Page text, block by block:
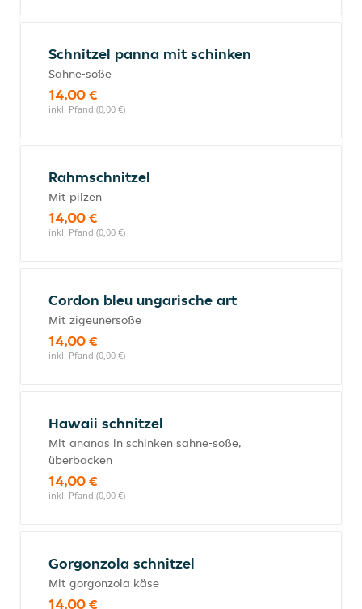
Schnitzel panna mit schinken
Sahne-soße
14,00 €
inkl. Pfand (0,00 €)
Rahmschnitzel
Mit pilzen
14,00 €
inkl. Pfand (0,00 €)
Cordon bleu ungarische art
Mit zigeunersoße
14,00 €
inkl. Pfand (0,00 €)
Hawaii schnitzel
Mit ananas in schinken sahne-soße,
überbacken
14,00 €
inkl. Pfand (0,00 €)
Gorgonzola schnitzel
Mit gorgonzola käse
14,00 €